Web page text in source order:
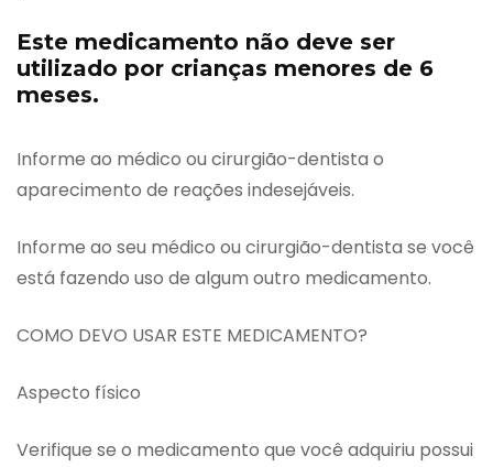
Este medicamento não deve ser
utilizado por crianças menores de 6
meses.
Informe ao médico ou cirurgião-dentista o
aparecimento de reações indesejáveis.
Informe ao seu médico ou cirurgião-dentista se você
está fazendo uso de algum outro medicamento.
COMO DEVO USAR ESTE MEDICAMENTO?
Aspecto físico
Verifique se o medicamento que você adquiriu possui